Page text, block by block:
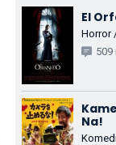
Elisabeth Kaza
Agnese
El
Horror
509
Na!